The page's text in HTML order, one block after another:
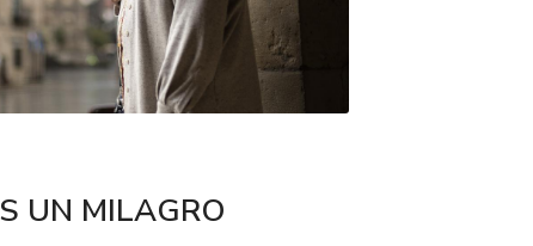
UN MILAGRO